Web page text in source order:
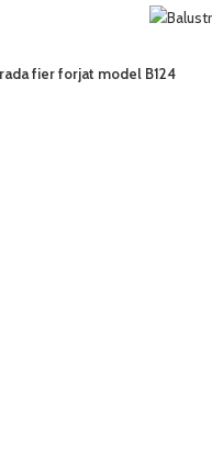
fier forjat model B124